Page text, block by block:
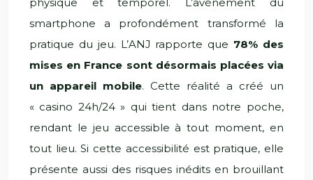
physique et temporel. L’avènement du
smartphone a profondément transformé la
pratique du jeu. L’ANJ rapporte que 78% des
mises en France sont désormais placées via
un appareil mobile. Cette réalité a créé un
« casino 24h/24 » qui tient dans notre poche,
rendant le jeu accessible à tout moment, en
tout lieu. Si cette accessibilité est pratique, elle
présente aussi des risques inédits en brouillant